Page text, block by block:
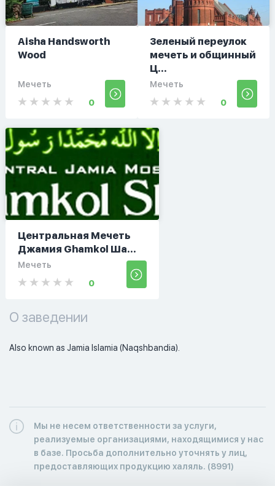
Aisha Handsworth
Wood
Мечеть
0
Зеленый переулок
мечеть и общинный
Ц...
Мечеть
0
Центральная Мечеть
Джамия Ghamkol Ша...
Мечеть
0
О заведении
Also known as Jamia Islamia (Naqshbandia).
Мы не несем ответственности за услуги,
реализуемые организациями, находящимися у нас
в базе. Просьба дополнительно уточнять у лиц,
предоставляющих продукцию халяль. (8991)